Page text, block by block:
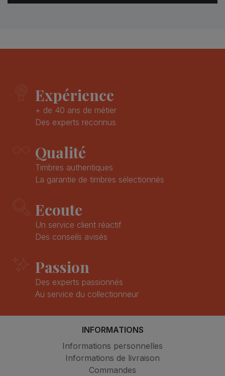
Expérience
+ de 40 ans de métier
Des experts reconnus
Qualité
Timbres authentiques
La garantie de timbres sélectionnés
Ecoute
Un service client réactif
Des conseils avisés
Passion
Des experts passionnés
Au service du collectionneur
INFORMATIONS
Informations personnelles
Informations de livraison
Commandes